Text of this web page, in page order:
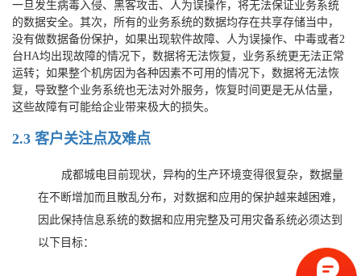
一旦发生病毒入侵、黑客攻击、人为误操作，将无法保证业务系统
的数据安全。其次，所有的业务系统的数据均存在共享存储当中，
没有做数据备份保护，如果出现软件故障、人为误操作、中毒或者2
台HA均出现故障的情况下，数据将无法恢复，业务系统更无法正常
运转；如果整个机房因为各种因素不可用的情况下，数据将无法恢
复，导致整个业务系统也无法对外服务，恢复时间更是无从估量，
这些故障有可能给企业带来极大的损失。
2.3 客户关注点及难点
成都城电目前现状，异构的生产环境变得很复杂，数据量
在不断增加而且散乱分布，对数据和应用的保护越来越困难，
因此保持信息系统的数据和应用完整及可用灾备系统必须达到
以下目标：